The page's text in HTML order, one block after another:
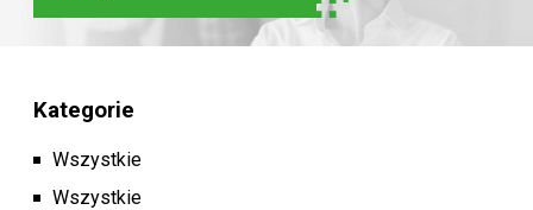
Kategorie
Wszystkie
Wszystkie